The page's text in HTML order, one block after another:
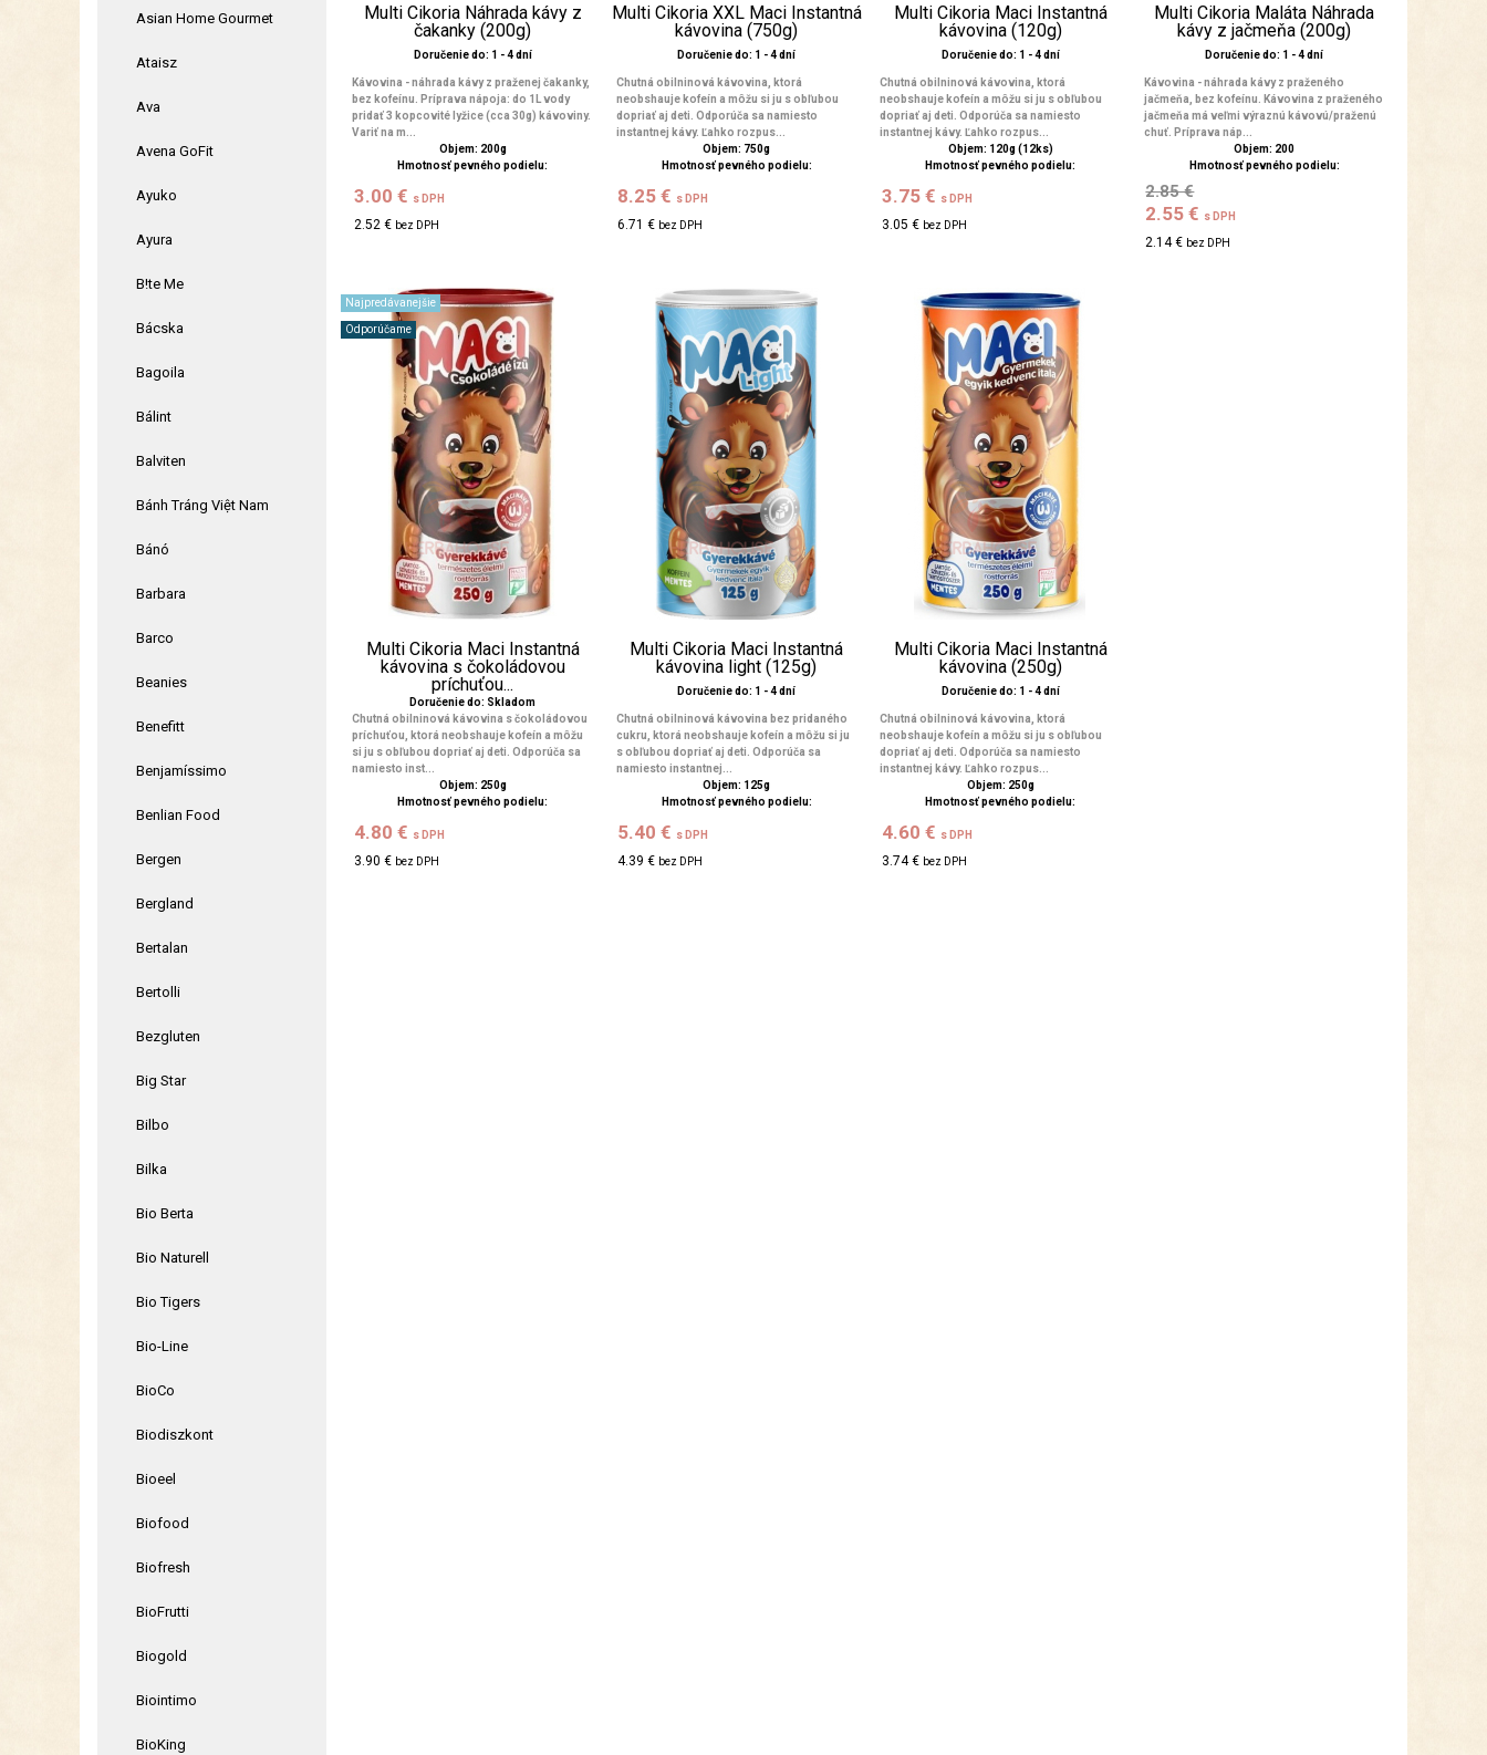
Asian Home Gourmet
Ataisz
Ava
Avena GoFit
Ayuko
Ayura
B!te Me
Bácska
Bagoila
Bálint
Balviten
Bánh Tráng Việt Nam
Bánó
Barbara
Barco
Beanies
Benefitt
Benjamíssimo
Benlian Food
Bergen
Bergland
Bertalan
Bertolli
Bezgluten
Big Star
Bilbo
Bilka
Bio Berta
Bio Naturell
Bio Tigers
Bio-Line
BioCo
Biodiszkont
Bioeel
Biofood
Biofresh
BioFrutti
Biogold
Biointimo
BioKing
Multi Cikoria Náhrada kávy z
čakanky (200g)
Doručenie do: 1 - 4 dní
Kávovina - náhrada kávy z praženej čakanky,
bez kofeínu. Príprava nápoja: do 1L vody
pridať 3 kopcovité lyžice (cca 30g) kávoviny.
Variť na m...
Objem: 200g
Hmotnosť pevného podielu:
3.00 € s DPH
2.52 € bez DPH
Multi Cikoria XXL Maci Instantná
kávovina (750g)
Doručenie do: 1 - 4 dní
Chutná obilninová kávovina, ktorá
neobshauje kofeín a môžu si ju s obľubou
dopriať aj deti. Odporúča sa namiesto
instantnej kávy. Ľahko rozpus...
Objem: 750g
Hmotnosť pevného podielu:
8.25 € s DPH
6.71 € bez DPH
Multi Cikoria Maci Instantná
kávovina (120g)
Doručenie do: 1 - 4 dní
Chutná obilninová kávovina, ktorá
neobshauje kofeín a môžu si ju s obľubou
dopriať aj deti. Odporúča sa namiesto
instantnej kávy. Ľahko rozpus...
Objem: 120g (12ks)
Hmotnosť pevného podielu:
3.75 € s DPH
3.05 € bez DPH
Multi Cikoria Maláta Náhrada
kávy z jačmeňa (200g)
Doručenie do: 1 - 4 dní
Kávovina - náhrada kávy z praženého
jačmeňa, bez kofeínu. Kávovina z praženého
jačmeňa má veľmi výraznú kávovú/praženú
chuť. Príprava náp...
Objem: 200
Hmotnosť pevného podielu:
2.85 €
2.55 € s DPH
2.14 € bez DPH
Najpredávanejšie
Odporúčame
Multi Cikoria Maci Instantná
kávovina s čokoládovou
príchuťou...
Doručenie do: Skladom
Chutná obilninová kávovina s čokoládovou
príchuťou, ktorá neobshauje kofeín a môžu
si ju s obľubou dopriať aj deti. Odporúča sa
namiesto inst...
Objem: 250g
Hmotnosť pevného podielu:
4.80 € s DPH
3.90 € bez DPH
Multi Cikoria Maci Instantná
kávovina light (125g)
Doručenie do: 1 - 4 dní
Chutná obilninová kávovina bez pridaného
cukru, ktorá neobshauje kofeín a môžu si ju
s obľubou dopriať aj deti. Odporúča sa
namiesto instantnej...
Objem: 125g
Hmotnosť pevného podielu:
5.40 € s DPH
4.39 € bez DPH
Multi Cikoria Maci Instantná
kávovina (250g)
Doručenie do: 1 - 4 dní
Chutná obilninová kávovina, ktorá
neobshauje kofeín a môžu si ju s obľubou
dopriať aj deti. Odporúča sa namiesto
instantnej kávy. Ľahko rozpus...
Objem: 250g
Hmotnosť pevného podielu:
4.60 € s DPH
3.74 € bez DPH